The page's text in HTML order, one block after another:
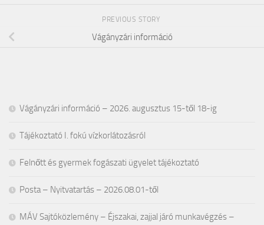
PREVIOUS STORY
Vágányzári információ
Vágányzári információ – 2026. augusztus 15-től 18-ig
Tájékoztató I. fokú vízkorlátozásról
Felnőtt és gyermek fogászati ügyelet tájékoztató
Posta – Nyitvatartás – 2026.08.01-től
MÁV Sajtóközlemény – Éjszakai, zajjal járó munkavégzés –